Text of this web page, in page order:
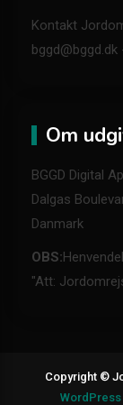
Kontakt
bggd@bggd.dk
Om
BGGD Digital
Dalgas
Danmark
OBS:
"Att:
Copyright ©
WordPress